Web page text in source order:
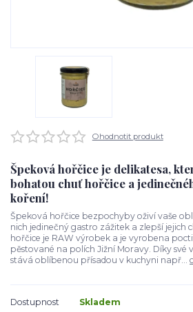
Ohodnotit produkt
Špeková hořčice je delikatesa,
bohatou chuť hořčice a
koření!
Špeková hořčice bezpochyby oživí vaše
nich jedinečný gastro zážitek a zlepší jejich
hořčice je RAW výrobek a je vyrobena
pěstované na polích Jižní Moravy. Díky své
stává oblíbenou přísadou v kuchyni např...
Dostupnost
Skladem